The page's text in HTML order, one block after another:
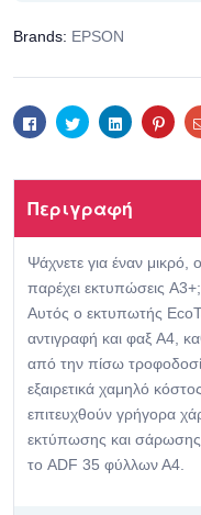
Brands: EPSON
FacebookTwitterLinkedin
Περιγραφή
Ψάχνετε για έναν
παρέχει εκτυπώσεις
Αυτός ο εκτυπωτής
αντιγραφή και φαξ A4,
από την πίσω
εξαιρετικά χαμηλό
επιτευχθούν γρήγορα
εκτύπωσης και
το ADF 35 φύλλων Α4.